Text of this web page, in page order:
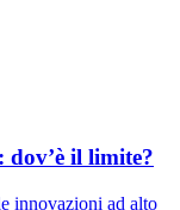
il limite?
innovazioni ad alto